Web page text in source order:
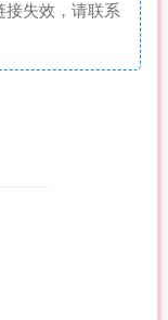
失效，请联系